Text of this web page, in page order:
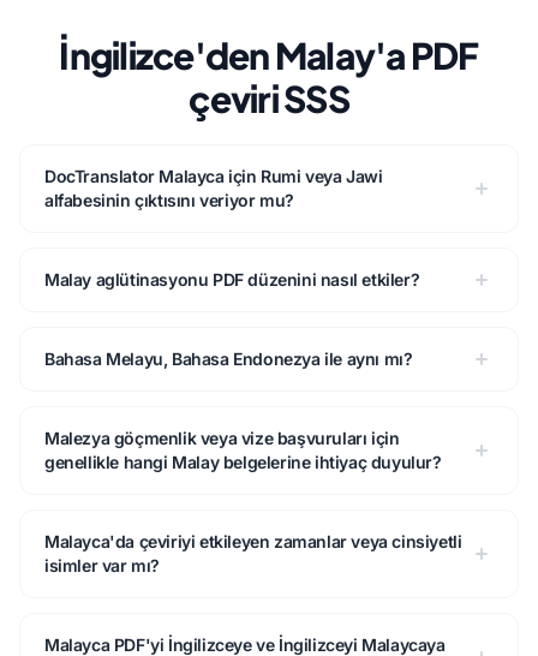
İngilizce'den Malay'a PDF
çeviri SSS
DocTranslator Malayca için Rumi veya Jawi
alfabesinin çıktısını veriyor mu?
Malay aglütinasyonu PDF düzenini nasıl etkiler?
Bahasa Melayu, Bahasa Endonezya ile aynı mı?
Malezya göçmenlik veya vize başvuruları için
genellikle hangi Malay belgelerine ihtiyaç duyulur?
Malayca'da çeviriyi etkileyen zamanlar veya cinsiyetli
isimler var mı?
Malayca PDF'yi İngilizceye ve İngilizceyi Malaycaya